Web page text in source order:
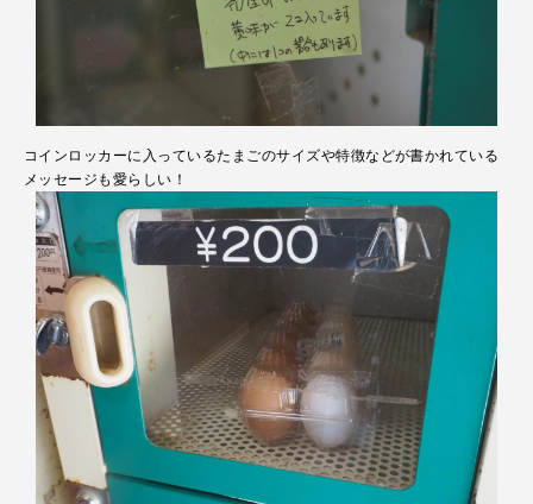
コインロッカーに入っているたまごのサイズや特徴などが書かれている
メッセージも愛らしい！